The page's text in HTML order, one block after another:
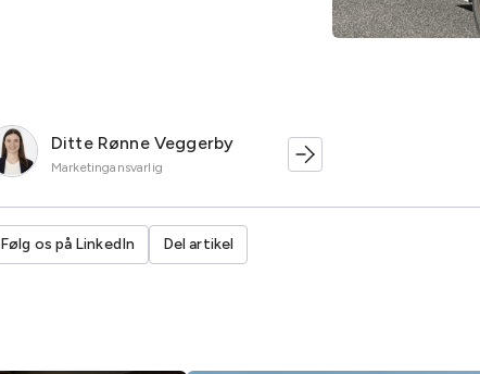
Ditte Rønne Veggerby
Marketingansvarlig
Følg os på LinkedIn Del artikel